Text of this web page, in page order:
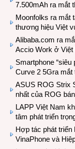
7.500mAh ra mắt
Moonfolks ra mắt
thương hiệu Việt
Alibaba.com ra
Accio Work ở Việt
Smartphone
Curve 2 5Gra mắt
ASUS ROG Strix
nhất của ROG
LAPP Việt Nam
tâm phát triển
Hợp tác phát triển
VinaPhone và